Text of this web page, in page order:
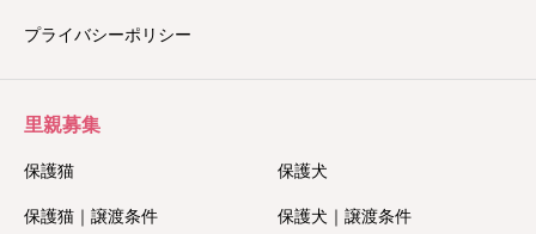
プライバシーポリシー
里親募集
保護猫 保護犬
保護猫｜譲渡条件 保護犬｜譲渡条件